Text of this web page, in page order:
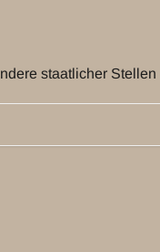
staatlicher